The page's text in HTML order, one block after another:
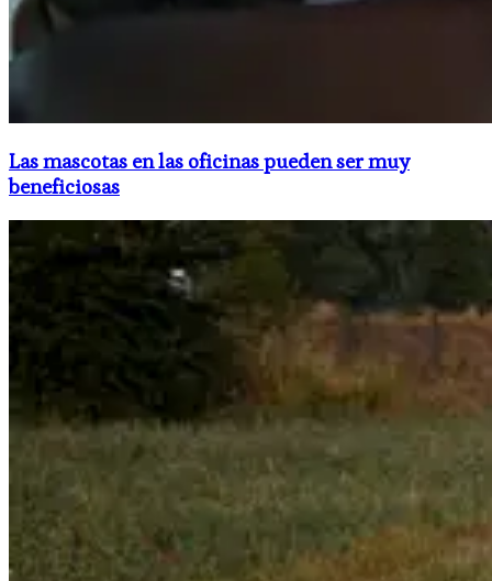
Las mascotas en las oficinas pueden ser muy
beneficiosas